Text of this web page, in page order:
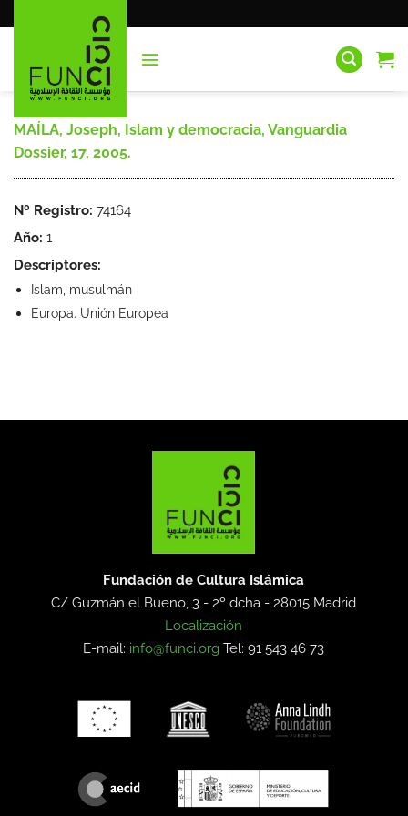
al
MAÍLA, Joseph, Islam y democracia, Vanguardia
Dossier, 17, 2005.
Nº Registro: 74164
Año: 1
Descriptores:
Islam, musulmán
Europa. Unión Europea
Fundación de Cultura Islámica
C/ Guzmán el Bueno, 3 - 2º dcha -28015 Madrid
Localización
E-mail: info@funci.org Tel: 91 543 46 73